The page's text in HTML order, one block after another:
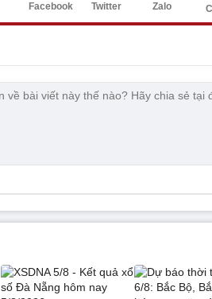
Facebook Twitter Zalo